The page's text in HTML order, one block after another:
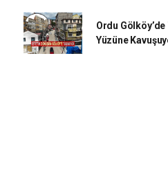
Ordu Gölköy’de
Yüzüne